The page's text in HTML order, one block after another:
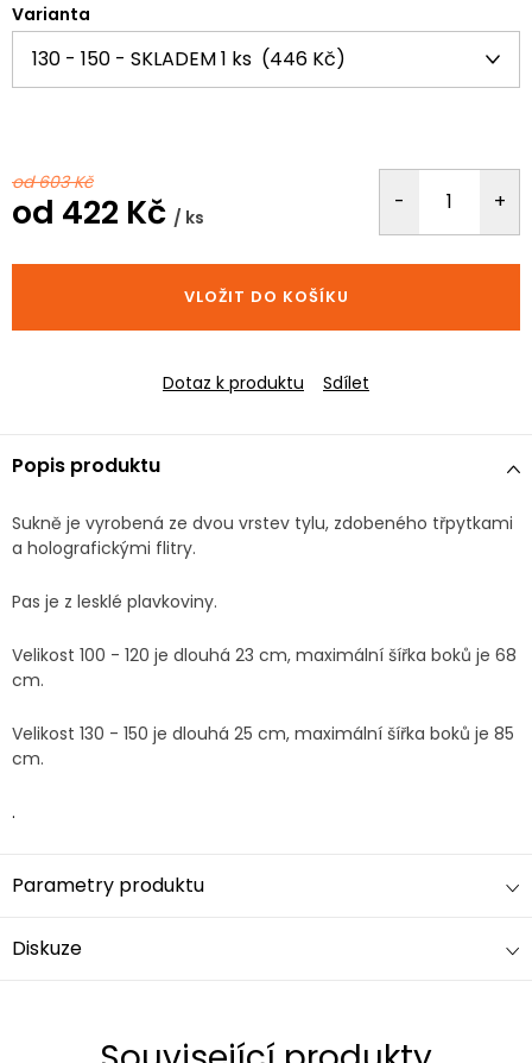
Varianta
od 603 Kč
od 422 Kč / ks
cena:
VLOŽIT DO KOŠÍKU
Dotaz k produktu Sdílet
Popis produktu
Sukně je vyrobená ze dvou vrstev tylu, zdobeného třpytkami
a holografickými flitry.
Pas je z lesklé plavkoviny.
Velikost 100 - 120 je dlouhá 23 cm, maximální šířka boků je 68
cm.
Velikost 130 - 150 je dlouhá 25 cm, maximální šířka boků je 85
cm.
.
Parametry produktu
Diskuze